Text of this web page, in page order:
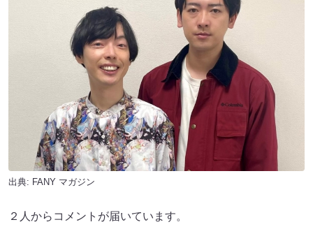
出典: FANY マガジン
２人からコメントが届いています。